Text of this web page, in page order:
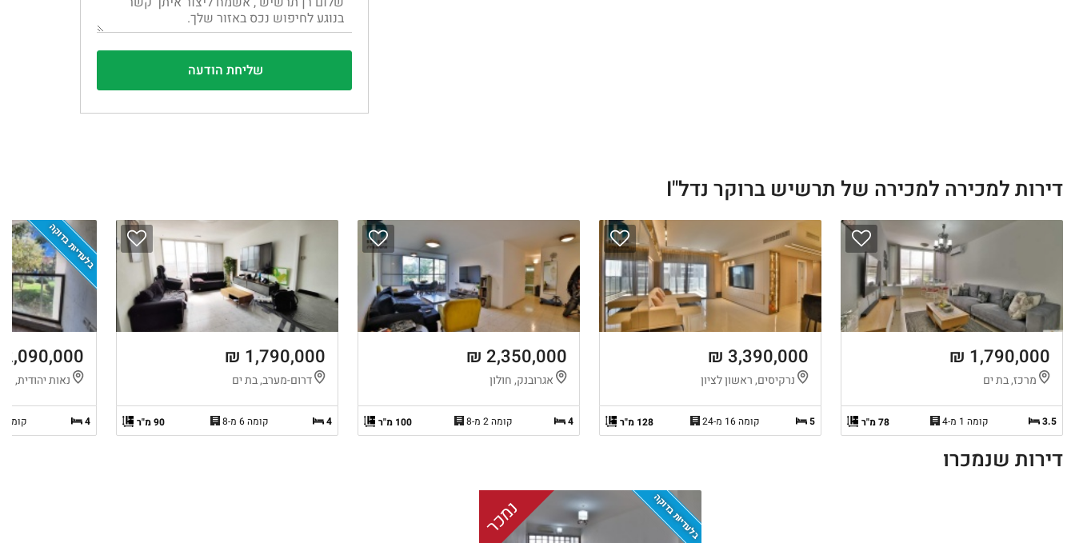
דירות למכירה למכירה של תרשיש ברוקר נדל"I
1,790,000 ₪
מרכז, בת ים
3.5 קומה 1 מ-4 78 מ"ר
3,390,000 ₪
נרקיסים, ראשון לציון
5 קומה 16 מ-24 128 מ"ר
2,350,000 ₪
אגרובנק, חולון
4 קומה 2 מ-8 100 מ"ר
1,790,000 ₪
דרום-מערב, בת ים
4 קומה 6 מ-8 90 מ"ר
בלעדיות בדוקה
2,090,000 ₪
נאות יהודית,
4 קומה 1 מ-7
דירות שנמכרו
בלעדיות בדוקה נמכר